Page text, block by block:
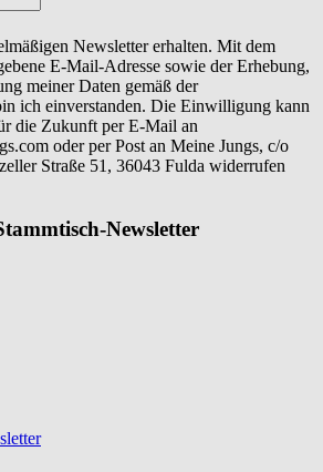
Newsletter erhalten. Mit dem
E-Mail-Adresse sowie der Erhebung,
meiner Daten gemäß der
ich einverstanden. Die Einwilligung kann
die Zukunft per E-Mail an
oder per Post an Meine Jungs, c/o
Straße 51, 36043 Fulda widerrufen
Newsletter